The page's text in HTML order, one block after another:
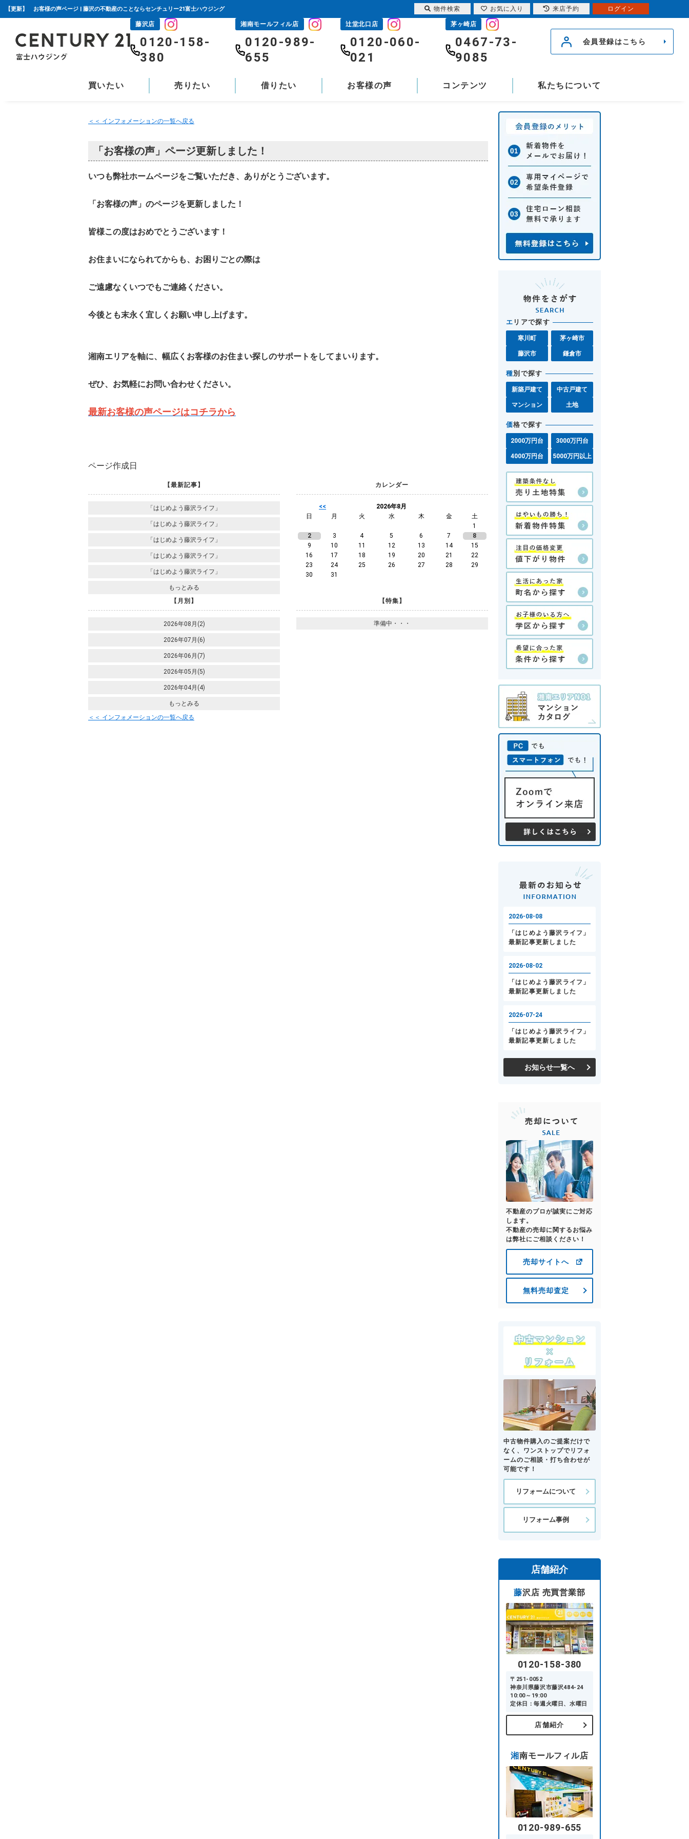
【更新】 お客様の声ページ | 藤沢の不動産のことならセンチュリー21富士ハウジング
藤沢店
0120-158-
380
湘南モールフィル店
0120-989-
655
辻堂北口店
0120-060-
021
茅ヶ崎店
0467-73-
9085
会員登録はこちら
買いたい 売りたい 借りたい お客様の声 コンテンツ 私たちについて
＜＜ インフォメーションの一覧へ戻る
「お客様の声」ページ更新しました！
いつも弊社ホームページをご覧いただき、ありがとうございます。
「お客様の声」のページを更新しました！
皆様この度はおめでとうございます！
お住まいになられてからも、お困りごとの際は
ご遠慮なくいつでもご連絡ください。
今後とも末永く宜しくお願い申し上げます。
湘南エリアを軸に、幅広くお客様のお住まい探しのサポートをしてまいります。
ぜひ、お気軽にお問い合わせください。
最新お客様の声ページはコチラから
ページ作成日
【最新記事】
「はじめよう藤沢ライフ」
「はじめよう藤沢ライフ」
「はじめよう藤沢ライフ」
「はじめよう藤沢ライフ」
「はじめよう藤沢ライフ」
もっとみる
カレンダー
<<
2026年8月
日
月 火 水 木 金
土
1
2
3 4 5 6 7
8
9
10 11 12 13 14
15
16
17 18 19 20 21
22
23
24 25 26 27 28
29
30
31
【月別】
2026年08月(2)
2026年07月(6)
2026年06月(7)
2026年05月(5)
2026年04月(4)
もっとみる
【特集】
準備中・・・
＜＜ インフォメーションの一覧へ戻る
エ リアで探す
寒川町 茅ヶ崎市
藤沢市 鎌倉市
種別で探す
新築戸建て 中古戸建て
マンション 土地
価格で探す
2000万円台 3000万円台
4000万円台 5000万円以上
お知らせ一覧へ
不動産のプロが誠実にご対応
します。
不動産の売却に関するお悩み
は弊社にご相談ください！
売却サイトへ
無料売却査定
中古物件購入のご提案だけで
なく、ワンストップでリフォ
ームのご相談・打ち合わせが
可能です！
リフォームについて
リフォーム事例
店舗紹介
藤沢店 売買営業部
0120-158-380
〒251-0052
神奈川県藤沢市藤沢484-24
10:00～19:00
定休日：毎週火曜日、水曜日
店舗紹介
湘南モールフィル店
0120-989-655
物件検索 お気に入り 来店予約 ログイン